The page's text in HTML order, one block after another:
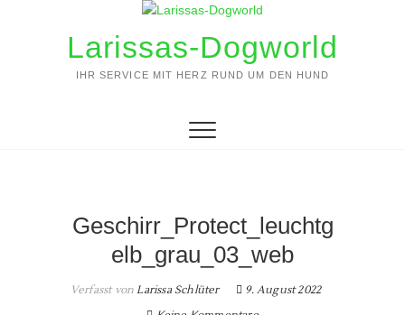
Larissas-Dogworld
IHR SERVICE MIT HERZ RUND UM DEN HUND
Geschirr_Protect_leuchtg
elb_grau_03_web
Verfasst von Larissa Schlüter
9. August 2022